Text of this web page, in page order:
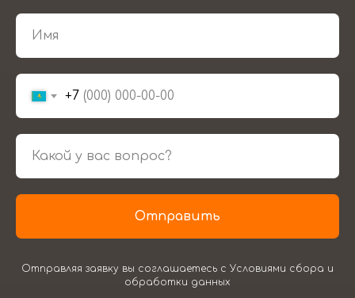
+7
Отправить
Отправляя заявку вы соглашаетесь с Условиями сбора и
обработки данных